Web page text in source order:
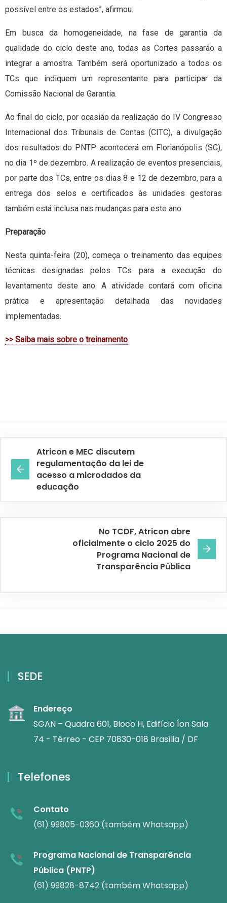
possível entre os estados”, afirmou.
Em busca da homogeneidade, na fase de garantia da
qualidade do ciclo deste ano, todas as Cortes passarão a
integrar a amostra. Também será oportunizado a todos os
TCs que indiquem um representante para participar da
Comissão Nacional de Garantia.
Ao final do ciclo, por ocasião da realização do IV Congresso
Internacional dos Tribunais de Contas (CITC), a divulgação
dos resultados do PNTP acontecerá em Florianópolis (SC),
no dia 1º de dezembro. A realização de eventos presenciais,
por parte dos TCs, entre os dias 8 e 12 de dezembro, para a
entrega dos selos e certificados às unidades gestoras
também está inclusa nas mudanças para este ano.
Preparação
Nesta quinta-feira (20), começa o treinamento das equipes
técnicas designadas pelos TCs para a execução do
levantamento deste ano. A atividade contará com oficina
prática e apresentação detalhada das novidades
implementadas.
>> Saiba mais sobre o treinamento
Atricon e MEC discutem
regulamentação da lei de
acesso a microdados da
educação
No TCDF, Atricon abre
oficialmente o ciclo 2025 do
Programa Nacional de
Transparência Pública
SEDE
Endereço
SGAN – Quadra 601, Bloco H, Edifício Íon Sala
74 - Térreo - CEP 70830-018 Brasília / DF
Telefones
Contato
(61) 99805-0360 (também Whatsapp)
Programa Nacional de Transparência
Pública (PNTP)
(61) 99828-8742 (também Whatsapp)